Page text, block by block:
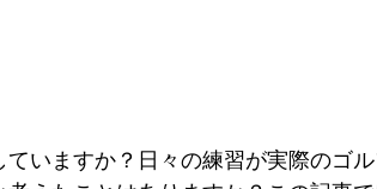
いますか？日々の練習が実際のゴ